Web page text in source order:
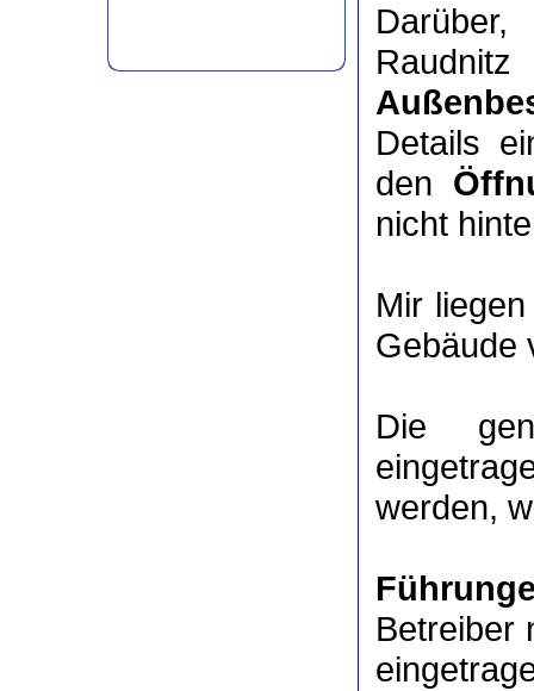
Details
den
nicht
Mir
Gebäude
Die
werden,
Betreiber